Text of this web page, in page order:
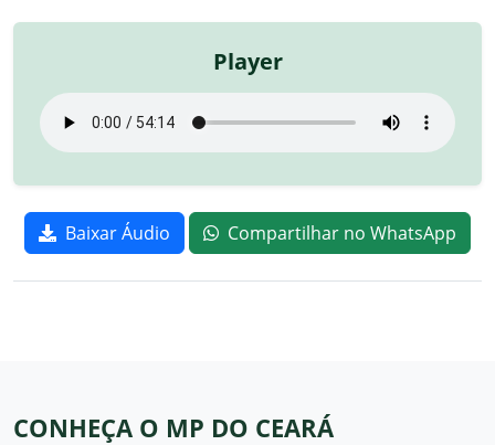
Player
Baixar Áudio Compartilhar no WhatsApp
CONHEÇA O MP DO CEARÁ